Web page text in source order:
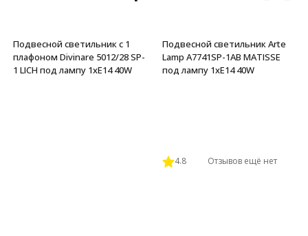
Подвесной светильник с 1
плафоном Divinare 5012/28 SP-
1 LICH под лампу 1xE14 40W
Подвесной светильник Arte
Lamp A7741SP-1AB MATISSE
под лампу 1xE14 40W
4.8 Отзывов ещё нет